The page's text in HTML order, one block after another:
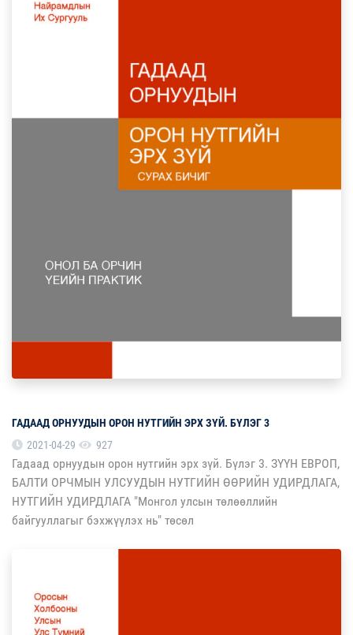
ГАДААД ОРНУУДЫН ОРОН НУТГИЙН ЭРХ ЗҮЙ. БҮЛЭГ 3
2021-04-29
927
Гадаад орнуудын орон нутгийн эрх зүй. Бүлэг 3. ЗҮҮН ЕВРОП,
БАЛТИ ОРЧМЫН УЛСУУДЫН НУТГИЙН ӨӨРИЙН УДИРДЛАГА,
НУТГИЙН УДИРДЛАГА "Монгол улсын төлөөллийн
байгууллагыг бэхжүүлэх нь" төсөл